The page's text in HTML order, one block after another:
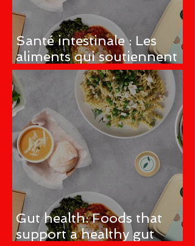
Santé intestinale : Les
aliments qui soutiennent
un microbiome intestinal
sain
Gut health: Foods that
support a healthy gut